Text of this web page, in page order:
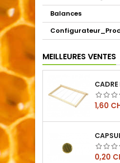
Balances
MEILLEURES VENTES
Prix
1,60
Prix
0,20